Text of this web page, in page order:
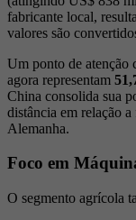
fabricante local,
valores são
Um ponto de atenção
agora representam
China consolida sua
distância em relação
Alemanha.
Foco em
O segmento agrícola